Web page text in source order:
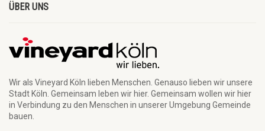
ÜBER UNS
Wir als Vineyard Köln lieben Menschen. Genauso lieben wir unsere
Stadt Köln. Gemeinsam leben wir hier. Gemeinsam wollen wir hier
in Verbindung zu den Menschen in unserer Umgebung Gemeinde
bauen.